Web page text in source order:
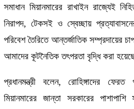
সমাধান মিয়ানমারের রাখাইন রাজ্যেই
নিরাপদ, টেকসই ও স্বেচ্ছায়
পরিবেশ তৈরিতে আন্তর্জাতিক সম্প্রদায়ের
আমাদের কূটনৈতিক তৎপরতা বৃদ্ধি করা
প্রধানমন্ত্রী বলেন, রোহিঙ্গাদের ফেরত
মিয়ানমারের জান্তা সরকারের